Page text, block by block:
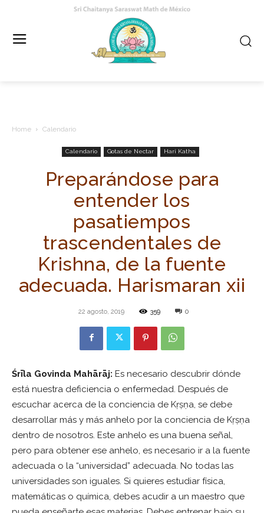
Home Calendario
Calendario Gotas de Nectar Hari Katha
Preparándose para
entender los
pasatiempos
trascendentales de
Krishna, de la fuente
adecuada. Harismaran xii
22 agosto, 2019 359 0
Śrīla Govinda Mahārāj: Es necesario descubrir dónde
está nuestra deficiencia o enfermedad. Después de
escuchar acerca de la conciencia de Kṛṣṇa, se debe
desarrollar más y más anhelo por la conciencia de Kṛṣṇa
dentro de nosotros. Este anhelo es una buena señal,
pero para obtener ese anhelo, es necesario ir a la fuente
adecuada o la “universidad” adecuada. No todas las
universidades son iguales. Si quieres estudiar física,
matemáticas o química, debes acudir a un maestro que